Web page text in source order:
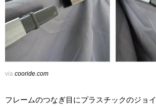
via cooride.com
フレームのつなぎ目にプラスチックのジョ